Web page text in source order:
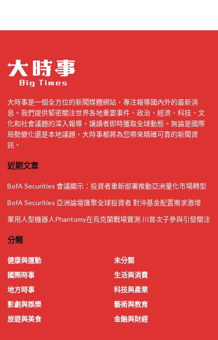
大時事是一個全方位的新聞媒體網站，專注報導國內外的最新消
息。我們提供緊密關注世界各地重要事件、政治、經濟、科技、文
化和社會議題的深入報導，讓讀者即時獲取全球動態。無論是國際
局勢變化還是本地議題，大時事都將為您帶來精確可靠的新聞資
訊。
近期文章
BofA Securities 會議顯示：投資者重新部署推動亞洲量化市場轉型
BofA Securities 亞洲論壇匯聚全球投資者 對沖基金配置需求激增
軍用人型機器人Phantomy在烏克蘭戰場實測 川普次子參與引發關注
分類
健康與運動
國際時事
地方時事
影劇與娛樂
旅遊與美食
未分類
生活與消費
科技與產業
藝術與教育
金融與財經